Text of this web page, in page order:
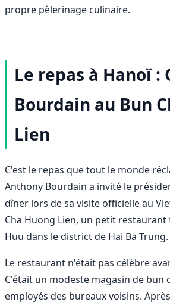
propre pèlerinage culinaire.
Le repas à Hanoï :
Bourdain au Bun
Lien
C'est le repas que tout le monde
Anthony Bourdain a invité le
dîner lors de sa visite officielle au
Cha Huong Lien, un petit restaurant
Huu dans le district de Hai Ba Trung.
Le restaurant n'était pas célèbre
C'était un modeste magasin de bun
employés des bureaux voisins.